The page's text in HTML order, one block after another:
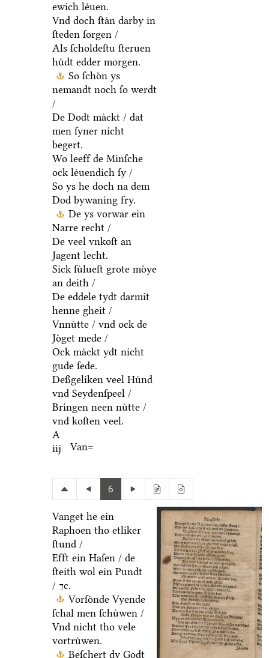
ewich leͤuen.
Vnd doch ſtaͤn darby in
ſteden ſorgen /
Als ſcholdeſtu ſteruen
huͤdt edder morgen.
So ſchoͤn ys
nemandt noch ſo werdt
/
De Dodt maͤckt / dat
men ſyner nicht
begert.
Wo leeff de Minſche
ock leͤuendich ſy /
So ys he doch na dem
Dod bywaning fry.
De ys vorwar ein
Narre recht /
De veel vnkoſt an
Jagent lecht.
Sick ſuͤlueſt grote moͤye
an deith /
De eddele tydt darmit
henne gheit /
Vnnuͤtte / vnd ock de
Joͤget mede /
Ock maͤckt ydt nicht
gude ſede.
Deßgeliken veel Huͤnd
vnd Seydenſpeel /
Bringen neen nuͤtte /
vnd koſten veel.
A
iij
Van=
6
Vanget he ein
Raphoen tho etliker
ſtund /
Efft ein Haſen / de
ſteith wol ein Pundt
/ ⁊c.
Vorſoͤnde Vyende
ſchal men ſchuͤwen /
Vnd nicht tho vele
vortruͤwen.
Beſchert dy Godt